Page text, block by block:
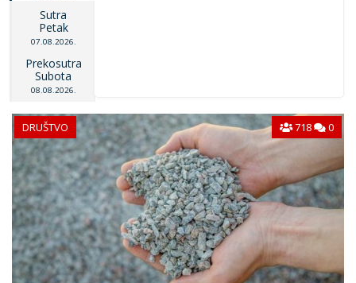
Sutra
Petak
07.08.2026.
Prekosutra
Subota
08.08.2026.
DRUŠTVO 718 0